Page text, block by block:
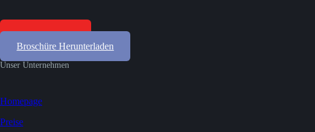
Gratis Offerten
Broschüre Herunterladen
Unser Unternehmen
Homepage
Preise